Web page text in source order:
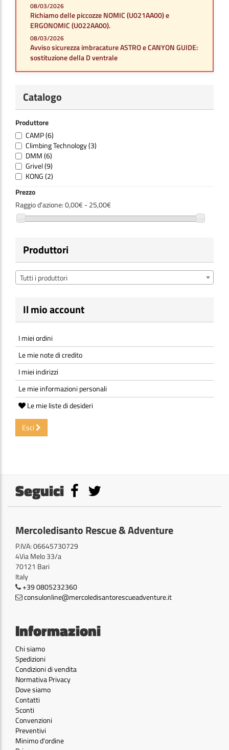
08/03/2026
Richiamo delle piccozze NOMIC (U021AA00) e
ERGONOMIC (U022AA00).
08/03/2026
Avviso sicurezza imbracature ASTRO e CANYON GUIDE:
sostituzione della D ventrale
Catalogo
Produttore
CAMP(6)
Climbing Technology(3)
DMM(6)
Grivel(9)
KONG(2)
Prezzo
Raggio d'azione:0,00€ - 25,00€
Produttori
Tutti i produttori
Il mio account
I miei ordini
Le mie note di credito
I miei indirizzi
Le mie informazioni personali
Le mie liste di desideri
Esci
Seguici
Mercoledisanto Rescue & Adventure
P.IVA: 06645730729
4Via Melo 33/a
70121 Bari
Italy
+39 0805232360
consulonline@mercoledisantorescueadventure.it
Informazioni
Chi siamo
Spedizioni
Condizioni di vendita
Normativa Privacy
Dove siamo
Contatti
Sconti
Convenzioni
Preventivi
Minimo d'ordine